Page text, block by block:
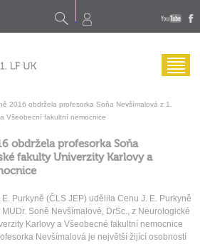
Search
2016 obdržela profesorka Soňa Nevšímalová z 1.
Všeobecní fakultní nemocnice
obdržela profesorka Soňa
fakulty Univerzity Karlovy a
Purkyně (ČLS JEP) udělila Cenu J. E. Purkyně
Soně Nevšímalové, DrSc., z Neurologické
Karlovy a Všeobecné fakultní nemocnice
Nevšímalová je největší žijící osobností